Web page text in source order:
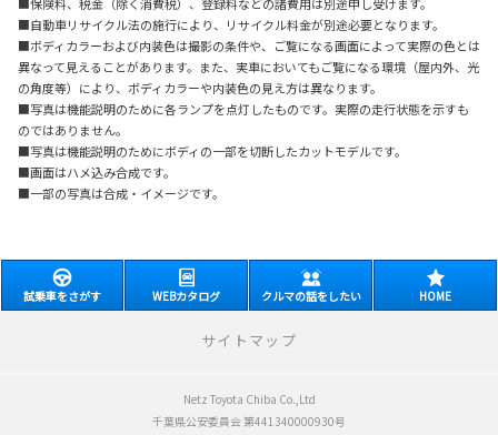
■自動車リサイクル法の施行により、リサイクル料金が別途必要となります。
■ボディカラーおよび内装色は撮影の条件や、ご覧になる画面によって実際の色とは
異なって見えることがあります。また、実車においてもご覧になる環境（屋内外、光
の角度等）により、ボディカラーや内装色の見え方は異なります。
■写真は機能説明のために各ランプを点灯したものです。実際の走行状態を示すも
のではありません。
■写真は機能説明のためにボディの一部を切断したカットモデルです。
■画面はハメ込み合成です。
■一部の写真は合成・イメージです。
試乗車をさがす WEBカタログ クルマの話をしたい HOME
サイトマップ
Netz Toyota Chiba Co.,Ltd
千葉県公安委員会 第441340000930号